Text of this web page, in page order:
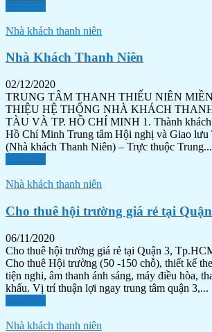
Nhà khách thanh niên
Nhà Khách Thanh Niên
02/12/2020
TRUNG TÂM THANH THIẾU NIÊN
THIỆU HỆ THỐNG NHÀ KHÁCH
TÀU VÀ TP. HỒ CHÍ MINH 1. Thành khách
Hồ Chí Minh Trung tâm Hội nghị và Giao lưu
(Nhà khách Thanh Niên) – Trực thuộc Trung...
Nhà khách thanh niên
Cho thuê hội trường giá rẻ tại
06/11/2020
Cho thuê hội trường giá rẻ tại Quận 3,
Cho thuê Hội trường (50 -150 chỗ), thiết kế
tiện nghi, âm thanh ánh sáng, máy điều hòa,
khấu. Vị trí thuận lợi ngay trung tâm quận 3,...
Nhà khách thanh niên